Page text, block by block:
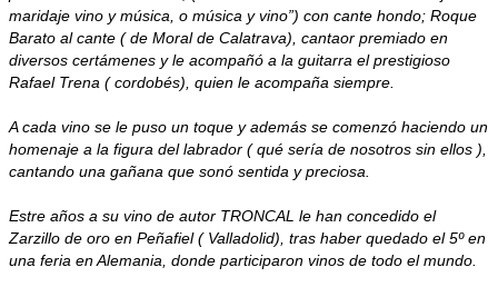
maridaje vino y música, o música y vino”) con cante hondo; Roque
Barato al cante ( de Moral de Calatrava), cantaor premiado en
diversos certámenes y le acompañó a la guitarra el prestigioso
Rafael Trena ( cordobés), quien le acompaña siempre.
A cada vino se le puso un toque y además se comenzó haciendo un
homenaje a la figura del labrador ( qué sería de nosotros sin ellos ),
cantando una gañana que sonó sentida y preciosa.
Estre años a su vino de autor TRONCAL le han concedido el
Zarzillo de oro en Peñafiel ( Valladolid), tras haber quedado el 5º en
una feria en Alemania, donde participaron vinos de todo el mundo.